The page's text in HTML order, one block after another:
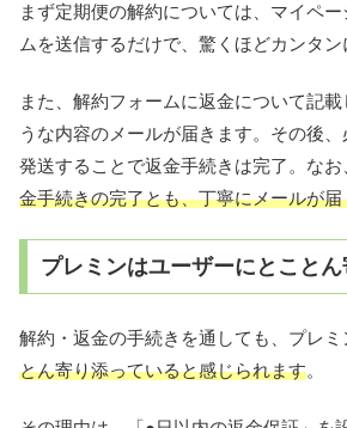
まず定期便の解約については、マイペ
ムを送信するだけで、驚くほどカンタン
また、解約フォームに返金について記
うな内容のメールが届きます。その後、
発送することで返金手続きは完了。なお
金手続きの完了とも、丁寧にメールが
プレミンはユーザーにとこと
解約・返金の手続きを通しても、プレミ
とん寄り添っていると感じられます。